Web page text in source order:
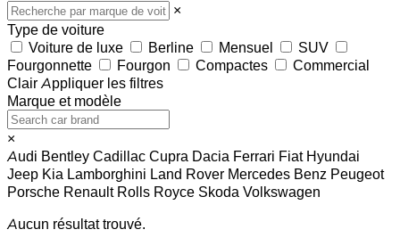
×
Type de voiture
Voiture de luxe
Berline Mensuel
SUV
Fourgonnette
Fourgon Compactes
Commercial
Clair Appliquer les filtres
Marque et modèle
×
Audi Bentley Cadillac Cupra Dacia Ferrari Fiat Hyundai
Jeep Kia Lamborghini Land Rover Mercedes Benz Peugeot
Porsche Renault Rolls Royce Skoda Volkswagen
Aucun résultat trouvé.